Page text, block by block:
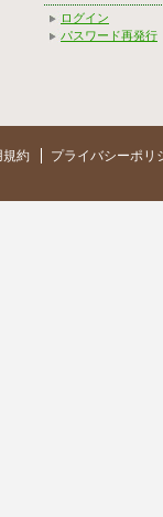
ログイン
パスワード再発行
規約 プライバシーポリ